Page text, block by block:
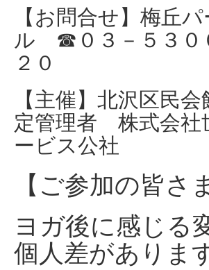
【お問合せ】梅丘
ル ☎０３－５３０
２０
【主催】北沢区民
定管理者 株式会社
ービス公社
【ご参加の皆さ
ヨガ後に感じる
個人差がありま